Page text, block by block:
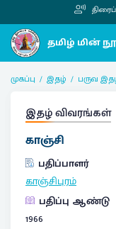
முகப்பு இதழ் பருவ
இதழ் விவரங்கள்
காஞ்சி
பதிப்பாளர்
காஞ்சிபுரம்
பதிப்பு ஆண்டு
1966